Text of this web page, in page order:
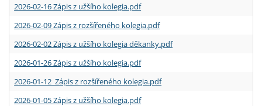
2026-02-16 Zápis z užšího kolegia.pdf
2026-02-09 Zápis z rozšířeného kolegia.pdf
2026-02-02 Zápis z užšího kolegia děkanky.pdf
2026-01-26 Zápis z užšího kolegia.pdf
2026-01-12 Zápis z rozšířeného kolegia.pdf
2026-01-05 Zápis z užšího kolegia.pdf